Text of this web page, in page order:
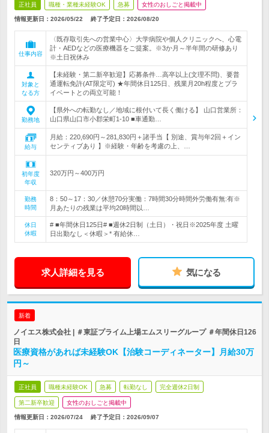
正社員 職種・業種未経験OK 急募 女性のおしごと掲載中
情報更新日：2026/05/22 終了予定日： 2026/08/20
仕事内容
〈既存取引先への営業中心〉大学病院や個人クリニックへ、心電
計・AEDなどの医療機器をご提案。※3か月～半年間の研修あり
※土日祝休み
対象と
なる方
【未経験・第二新卒歓迎】応募条件…高卒以上(文理不問)、要普
通運転免許(AT限定可) ★年間休日125日、残業月20h程度とプラ
イベートとの両立可能！
勤務地
【県外への転勤なし／地域に根付いて長く働ける】 山口営業所：
山口県山口市小郡栄町1-10 ■車通勤…
給与
月給：220,690円～281,830円＋諸手当【 別途、賞与年2回＋イン
センティブあり 】※経験・年齢を考慮の上、…
初年度
年収
320万円～400万円
勤務
時間
8：50～17：30／休憩70分実働：7時間30分時間外労働有無:有※
月あたりの残業は平均20時間以…
休日
休暇
# ■年間休日125日# ■週休2日制（土日）・祝日※2025年度 土曜
日出勤なし＜休暇＞* 有給休…
求人詳細を見る 気になる
新着
ノイエス株式会社 | ＃東証プライム上場エムスリーグループ ＃年間休日126
日
医療資格があれば未経験OK【治験コーディネーター】月給30万
円～
正社員 職種未経験OK 急募 転勤なし 完全週休2日制
第二新卒歓迎 女性のおしごと掲載中
情報更新日：2026/07/24 終了予定日： 2026/09/07